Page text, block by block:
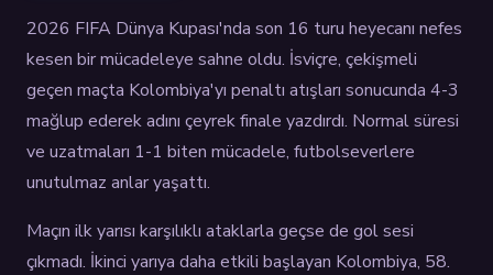
2026 FIFA Dünya Kupası'nda son 16 turu heyecanı nefes
kesen bir mücadeleye sahne oldu. İsviçre, çekişmeli
geçen maçta Kolombiya'yı penaltı atışları sonucunda 4-3
mağlup ederek adını çeyrek finale yazdırdı. Normal süresi
ve uzatmaları 1-1 biten mücadele, futbolseverlere
unutulmaz anlar yaşattı.
Maçın ilk yarısı karşılıklı ataklarla geçse de gol sesi
çıkmadı. İkinci yarıya daha etkili başlayan Kolombiya, 58.